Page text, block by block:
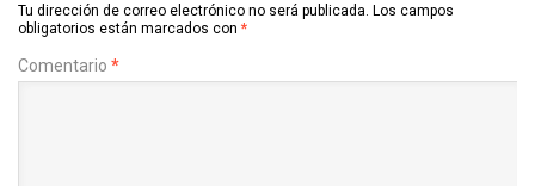
Tu dirección de correo electrónico no será publicada. Los campos
obligatorios están marcados con *
Comentario *